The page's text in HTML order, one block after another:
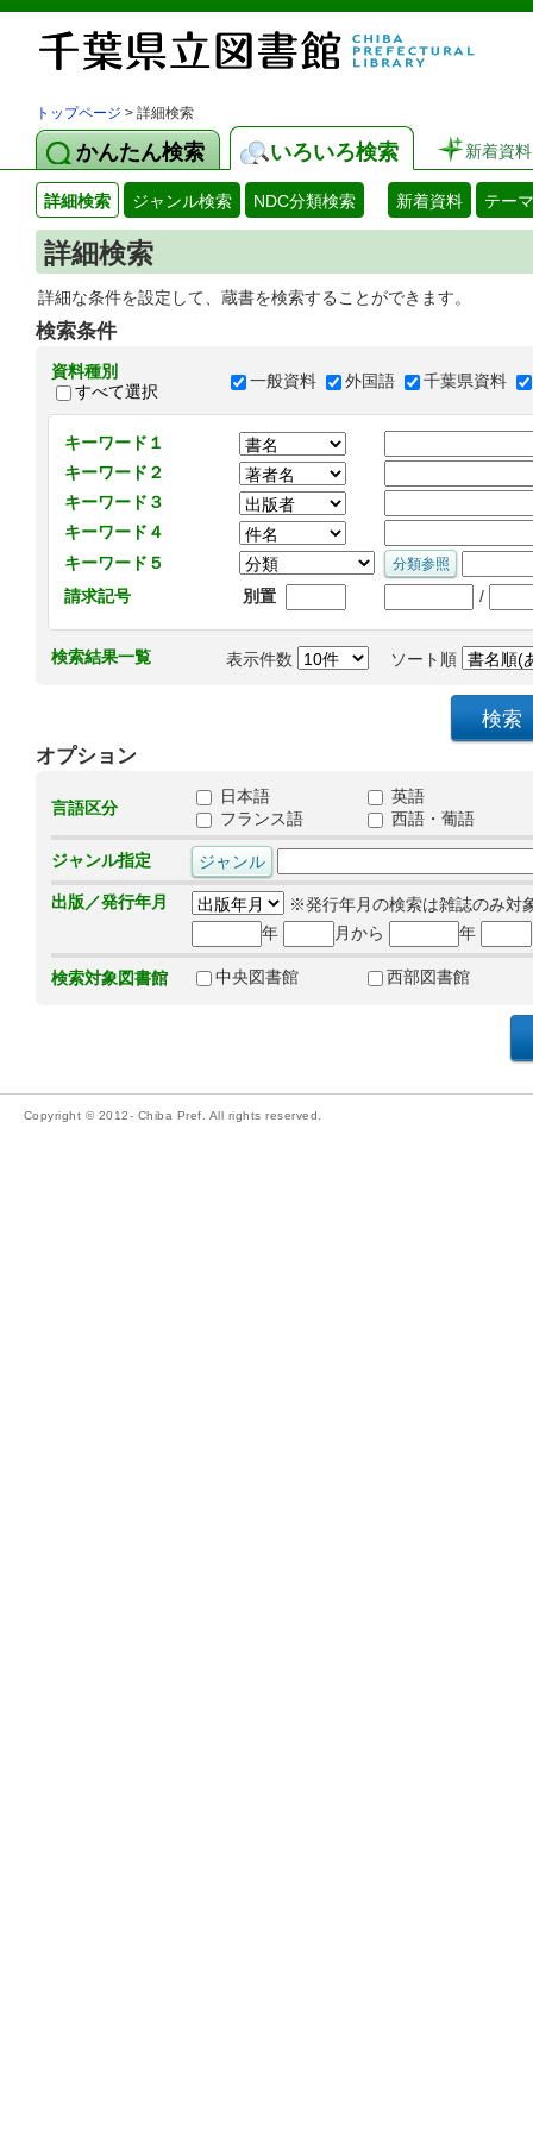
トップページ > 詳細検索
かんたん検索 いろいろ検索 新着資料
詳細検索 ジャンル検索 NDC分類検索 新着資料 テー
詳細検索
詳細な条件を設定して、蔵書を検索することができます。
検索条件
資料種別
すべて選択
一般資料 外国語 千葉県資料
キーワード１
キーワード２
キーワード３
キーワード４
キーワード５
請求記号
別置 /
検索結果一覧 表示件数 ソート順
オプション
言語区分
日本語
英語
フランス語
西語・葡語
ジャンル指定
出版／発行年月
※発行年月の検索は雑誌のみ対
年
月から 年
検索対象図書館 中央図書館 西部図書館
Copyright © 2012- Chiba Pref. All rights reserved.